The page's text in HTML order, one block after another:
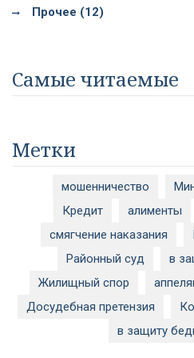
Прочее (12)
Самые читаемые
Метки
мошенничество
Кредит
алименты
смягчение наказания
Районный суд
в
Жилищный спор
Досудебная претензия
в защиту